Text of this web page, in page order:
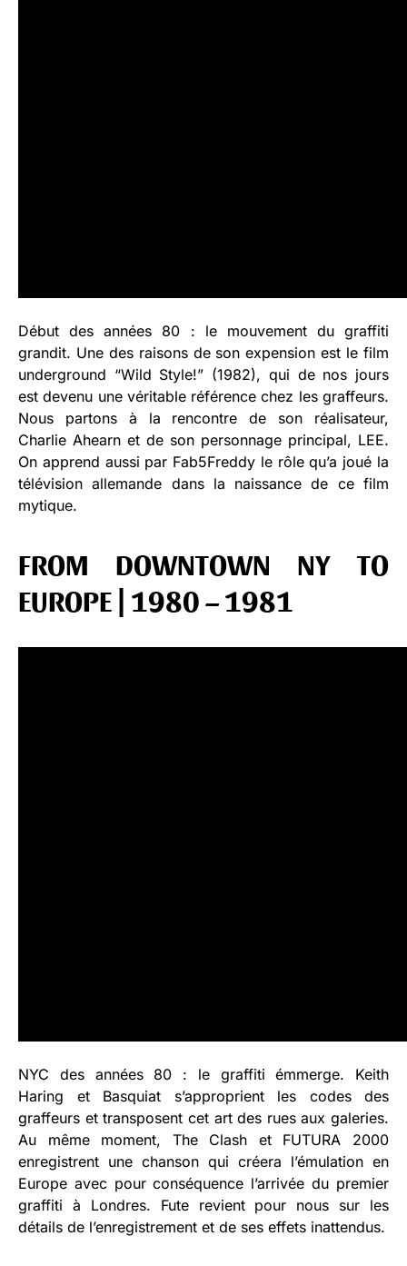
Début des années 80 : le mouvement du graffiti
grandit. Une des raisons de son expension est le film
underground “Wild Style!” (1982), qui de nos jours
est devenu une véritable référence chez les graffeurs.
Nous partons à la rencontre de son réalisateur,
Charlie Ahearn et de son personnage principal, LEE.
On apprend aussi par Fab5Freddy le rôle qu’a joué la
télévision allemande dans la naissance de ce film
mytique.
FROM DOWNTOWN NY TO
EUROPE | 1980 – 1981
NYC des années 80 : le graffiti émmerge. Keith
Haring et Basquiat s’approprient les codes des
graffeurs et transposent cet art des rues aux galeries.
Au même moment, The Clash et FUTURA 2000
enregistrent une chanson qui créera l’émulation en
Europe avec pour conséquence l’arrivée du premier
graffiti à Londres. Fute revient pour nous sur les
détails de l’enregistrement et de ses effets inattendus.